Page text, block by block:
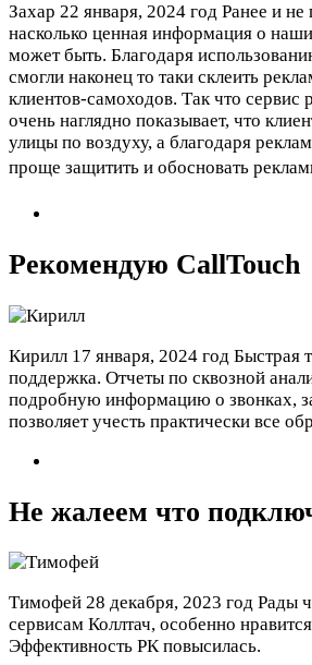
Захар 22 января, 2024 год Ранее и не
насколько ценная информация о
может быть. Благодаря
смогли наконец то таки склеить
клиентов-самоходов. Так что сервис
очень наглядно показывает, что
улицы по воздуху, а благодаря
проще защитить и обосновать
Рекомендую CallTouch
Кирилл 17 января, 2024 год Быстрая
поддержка. Отчеты по сквозной
подробную информацию о звонках,
позволяет учесть практически все
Не жалеем что
Тимофей 28 декабря, 2023 год Рады
сервисам Коллтач, особенно нравится
Эффективность РК повысилась.